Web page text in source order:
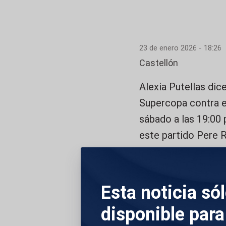
Esta noticia
disponible
23 de enero 2026 - 18:26
Castellón
Alexia Putellas
Supercopa contra
sábado a las
este partido Pere
Aitana Bonmatí,
partido en vez de
DESCRIPCIÓN DE